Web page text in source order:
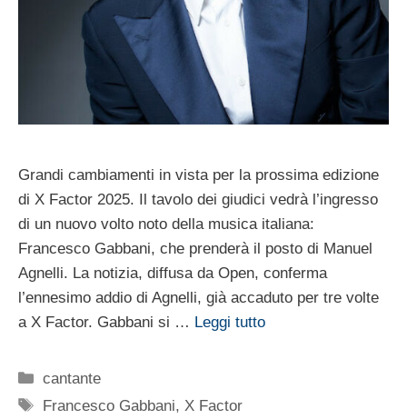
Grandi cambiamenti in vista per la prossima edizione
di X Factor 2025. Il tavolo dei giudici vedrà l’ingresso
di un nuovo volto noto della musica italiana:
Francesco Gabbani, che prenderà il posto di Manuel
Agnelli. La notizia, diffusa da Open, conferma
l’ennesimo addio di Agnelli, già accaduto per tre volte
a X Factor. Gabbani si … Leggi tutto
Categorie
cantante
Tag
Francesco Gabbani, X Factor